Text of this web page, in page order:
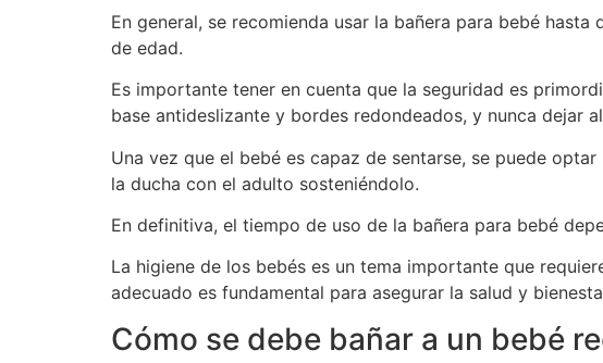
En general, se recomienda usar la bañera para bebé
de edad.
Es importante tener en cuenta que la seguridad es
base antideslizante y bordes redondeados, y nunca dejar
Una vez que el bebé es capaz de sentarse, se puede
la ducha con el adulto sosteniéndolo.
En definitiva, el tiempo de uso de la bañera para bebé
La higiene de los bebés es un tema importante que
adecuado es fundamental para asegurar la salud y
Cómo se debe bañar a un bebé